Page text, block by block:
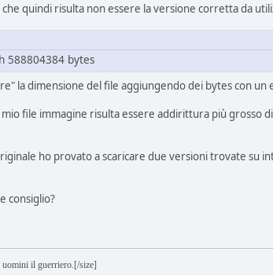
quindi risulta non essere la versione corretta da
588804384 bytes
la dimensione del file aggiungendo dei bytes con un
file immagine risulta essere addirittura più grosso
ho provato a scaricare due versioni trovate su
consiglio?
il guerriero.[/size]